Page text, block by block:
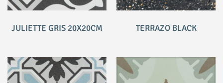
JULIETTE GRIS 20X20CM TERRAZO BLACK